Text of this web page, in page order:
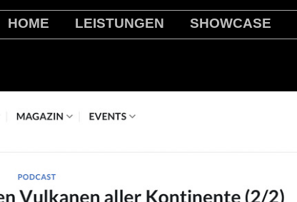
HOME LEISTUNGEN SHOWCASE